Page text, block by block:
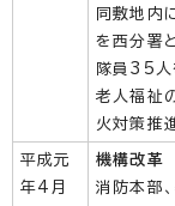
同敷地内
を西分署
隊員35人
老人福祉
火対策推
平成元
年4月
機構改革
消防本部